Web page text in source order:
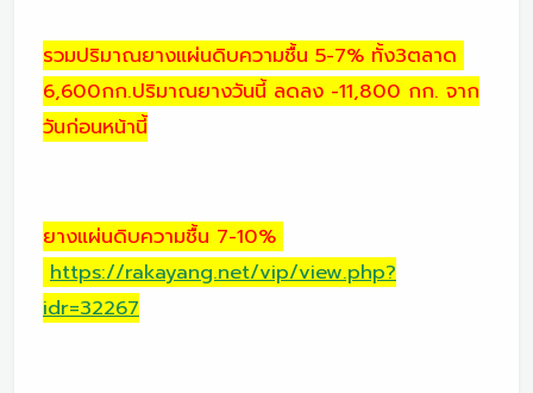
รวมปริมาณยางแผ่นดิบความชื้น 5-7% ทั้ง3ตลาด
6,600กก.ปริมาณยางวันนี้ ลดลง -11,800 กก. จาก
วันก่อนหน้านี้
ยางแผ่นดิบความชื้น 7-10%
https://rakayang.net/vip/view.php?
idr=32267